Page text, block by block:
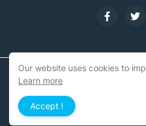
Home
Our website uses cookies to
Learn more
Accept !